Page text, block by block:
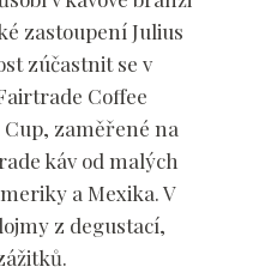
zastoupení Julius
zúčastnit se v
Coffee
zaměřené na
káv od malých
a Mexika. V
z degustací,